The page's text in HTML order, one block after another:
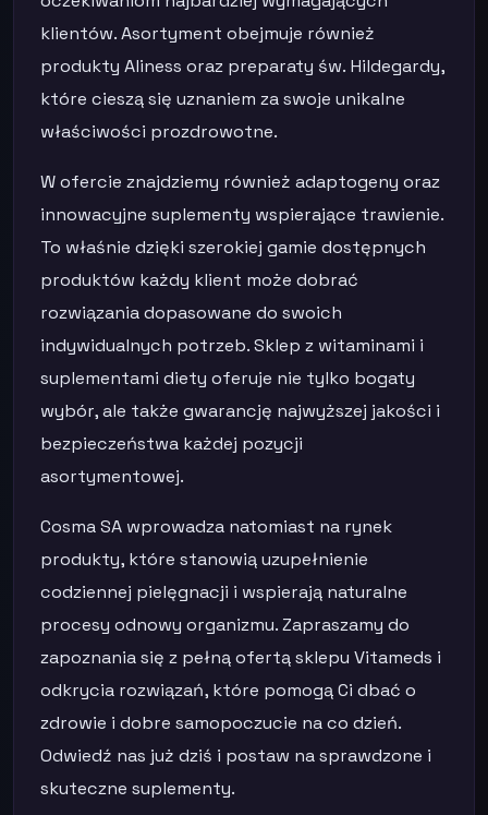
klientów. Asortyment obejmuje również
produkty Aliness oraz preparaty św. Hildegardy,
które cieszą się uznaniem za swoje unikalne
właściwości prozdrowotne.
W ofercie znajdziemy również adaptogeny oraz
innowacyjne suplementy wspierające trawienie.
To właśnie dzięki szerokiej gamie dostępnych
produktów każdy klient może dobrać
rozwiązania dopasowane do swoich
indywidualnych potrzeb. Sklep z witaminami i
suplementami diety oferuje nie tylko bogaty
wybór, ale także gwarancję najwyższej jakości i
bezpieczeństwa każdej pozycji
asortymentowej.
Cosma SA wprowadza natomiast na rynek
produkty, które stanowią uzupełnienie
codziennej pielęgnacji i wspierają naturalne
procesy odnowy organizmu. Zapraszamy do
zapoznania się z pełną ofertą sklepu Vitameds i
odkrycia rozwiązań, które pomogą Ci dbać o
zdrowie i dobre samopoczucie na co dzień.
Odwiedź nas już dziś i postaw na sprawdzone i
skuteczne suplementy.